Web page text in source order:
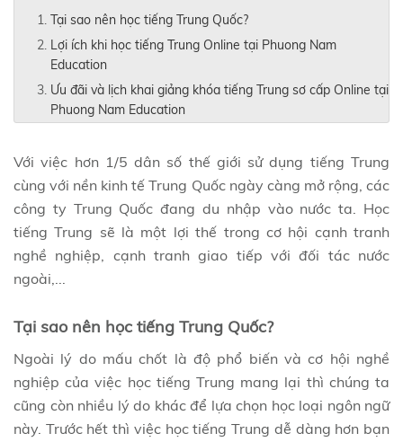
Tại sao nên học tiếng Trung Quốc?
Lợi ích khi học tiếng Trung Online tại Phuong Nam
Education
Ưu đãi và lịch khai giảng khóa tiếng Trung sơ cấp Online tại
Phuong Nam Education
Với việc hơn 1/5 dân số thế giới sử dụng tiếng Trung
cùng với nền kinh tế Trung Quốc ngày càng mở rộng, các
công ty Trung Quốc đang du nhập vào nước ta. Học
tiếng Trung sẽ là một lợi thế trong cơ hội cạnh tranh
nghề nghiệp, cạnh tranh giao tiếp với đối tác nước
ngoài,...
Tại sao nên học tiếng Trung Quốc?
Ngoài lý do mấu chốt là độ phổ biến và cơ hội nghề
nghiệp của việc học tiếng Trung mang lại thì chúng ta
cũng còn nhiều lý do khác để lựa chọn học loại ngôn ngữ
này. Trước hết thì việc học tiếng Trung dễ dàng hơn bạn